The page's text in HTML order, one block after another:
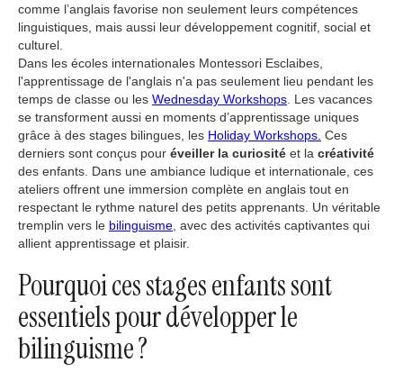
comme l’anglais favorise non seulement leurs compétences
linguistiques, mais aussi leur développement cognitif, social et
culturel.
Dans les écoles internationales Montessori Esclaibes,
l'apprentissage de l'anglais n'a pas seulement lieu pendant les
temps de classe ou les Wednesday Workshops . Les vacances
se transforment aussi en moments d’apprentissage uniques
grâce à des stages bilingues, les Holiday Workshops. Ces
derniers sont conçus pour éveiller la curiosité et la créativité
des enfants. Dans une ambiance ludique et internationale, ces
ateliers offrent une immersion complète en anglais tout en
respectant le rythme naturel des petits apprenants. Un véritable
tremplin vers le bilinguisme , avec des activités captivantes qui
allient apprentissage et plaisir.
Pourquoi ces stages enfants sont
essentiels pour développer le
bilinguisme ?